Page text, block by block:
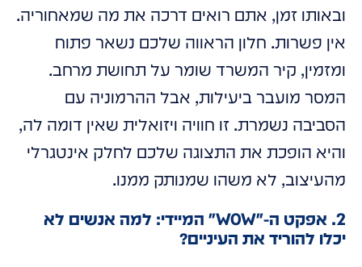
ובאותו זמן, אתם רואים דרכה את מה שמאחוריה.
אין פשרות. חלון הראווה שלכם נשאר פתוח
ומזמין, קיר המשרד שומר על תחושת מרחב.
המסר מועבר ביעילות, אבל ההרמוניה עם
הסביבה נשמרת. זו חוויה ויזואלית שאין דומה לה,
והיא הופכת את התצוגה שלכם לחלק אינטגרלי
מהעיצוב, לא משהו שמנותק ממנו.
2. אפקט ה-"WOW" המיידי: למה אנשים לא
יכלו להוריד את העיניים?